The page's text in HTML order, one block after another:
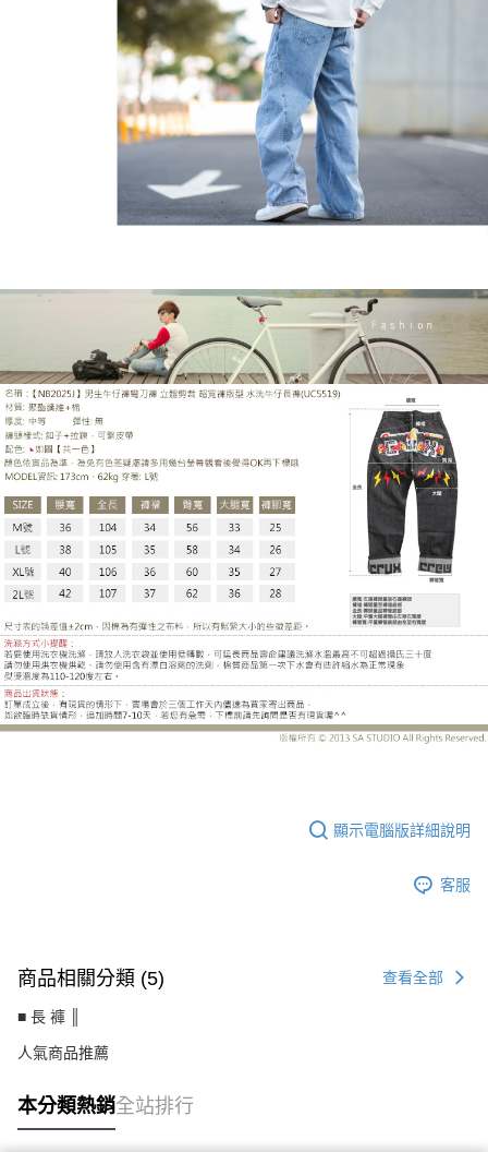
顯示電腦版詳細說明
客服
商品相關分類 (5) 查看全部
■ 長 褲 ║
人氣商品推薦
本分類熱銷全站排行